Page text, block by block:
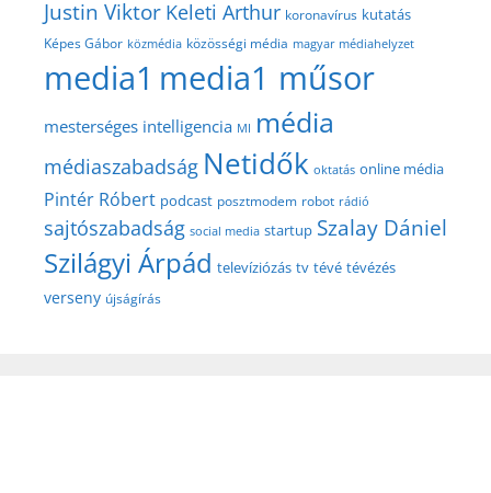
Justin Viktor Keleti Arthur koronavírus kutatás
Képes Gábor közmédia közösségi média magyar médiahelyzet
media1 media1 műsor
mesterséges intelligencia MI média
médiaszabadság Netidők oktatás online média
Pintér Róbert podcast posztmodem robot rádió
sajtószabadság social media startup Szalay Dániel
Szilágyi Árpád televíziózás tv tévé tévézés
verseny újságírás